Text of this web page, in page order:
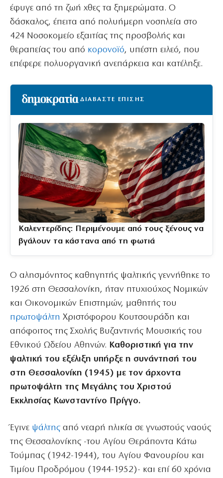
έφυγε από τη ζωή χθες τα ξημερώματα. Ο
δάσκαλος, έπειτα από πολυήμερη νοσηλεία στο
424 Νοσοκομείο εξαιτίας της προσβολής και
θεραπείας του από κορονοϊό, υπέστη ειλεό, που
επέφερε πολυοργανική ανεπάρκεια και κατέληξε.
ΔΙΑΒΑΣΤΕ ΕΠΙΣΗΣ
Καλεντερίδης: Περιμένουμε από τους ξένους να
βγάλουν τα κάστανα από τη φωτιά
Ο αλησμόνητος καθηγητής ψαλτικής γεννήθηκε το
1926 στη Θεσσαλονίκη, ήταν πτυχιούχος Νομικών
και Oικονομικών Επιστημών, μαθητής του
πρωτοψάλτη Χριστόφορου Κουτσουράδη και
απόφοιτος της Σχολής Βυζαντινής Μουσικής του
Εθνικού Ωδείου Αθηνών. Καθοριστική για την
ψαλτική του εξέλιξη υπήρξε η συνάντησή του
στη Θεσσαλονίκη (1945) με τον άρχοντα
πρωτοψάλτη της Μεγάλης του Χριστού
Εκκλησίας Κωνσταντίνο Πρίγγο.
Έγινε ψάλτηςαπό νεαρή ηλικία σε γνωστούς ναούς
της Θεσσαλονίκης -του Αγίου Θεράποντα Κάτω
Τούμπας (1942-1944), του Αγίου Φανουρίου και
Τιμίου Προδρόμου (1944-1952)- και επί 60 χρόνια